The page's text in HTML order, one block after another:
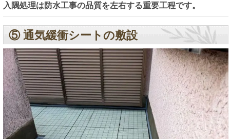
入隅処理は防水工事の品質を左右する重要工程です。
⑤ 通気緩衝シートの敷設